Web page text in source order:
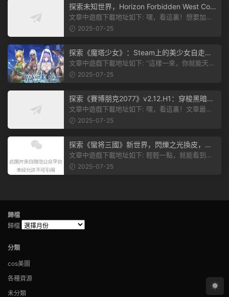
探索未知世界，Horizon Forbidden West Com
plete Edition正式發布！
文章中遊戲下載地址如下: 嘿，看這裏！想要加入
遊戲資源分享群，就點文章最後那...
2025-07-25
探索《魔塔少女》：Steam上的美少女自走
棋，戰鬥與策略的雙重盛宴！
文章中遊戲下載地址如下: “這樣一來，你就能天天
2025-07-25
探索《賽博朋克2077》v2.12.H1：穿梭黑暗都
市，感受未來世界的震撼
文章中遊戲下載地址如下: 嘿，看這裏！文章最後
有個圖片，點一下就能加入我們的...
2025-07-25
探索《蠻将三國》新世界，閃爍之光換皮，共
赴手遊盛宴！
文章中遊戲下載地址如下: 輕輕一點，就能看到原
文。 滑動一下屏幕，就能看到...
2025-07-25
歸檔
歸檔
分類
cos美圖
各種資源
未分類